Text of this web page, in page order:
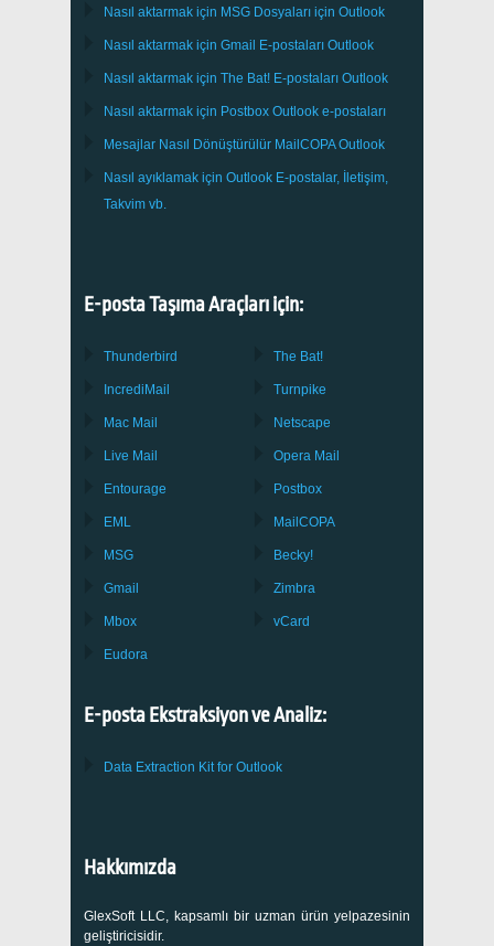
Nasıl aktarmak için MSG Dosyaları için Outlook
Nasıl aktarmak için Gmail E-postaları Outlook
Nasıl aktarmak için The Bat! E-postaları Outlook
Nasıl aktarmak için Postbox Outlook e-postaları
Mesajlar Nasıl Dönüştürülür MailCOPAOutlook
Nasıl ayıklamak için Outlook E-postalar, İletişim,
Takvim vb.
E-posta Taşıma Araçları için:
Thunderbird
IncrediMail
Mac Mail
Live Mail
Entourage
EML
MSG
Gmail
Mbox
Eudora
The Bat!
Turnpike
Netscape
Opera Mail
Postbox
MailCOPA
Becky!
Zimbra
vCard
E-posta Ekstraksiyon ve Analiz:
Data Extraction Kit for Outlook
Hakkımızda
GlexSoft LLC, kapsamlı bir uzman ürün yelpazesinin
geliştiricisidir.